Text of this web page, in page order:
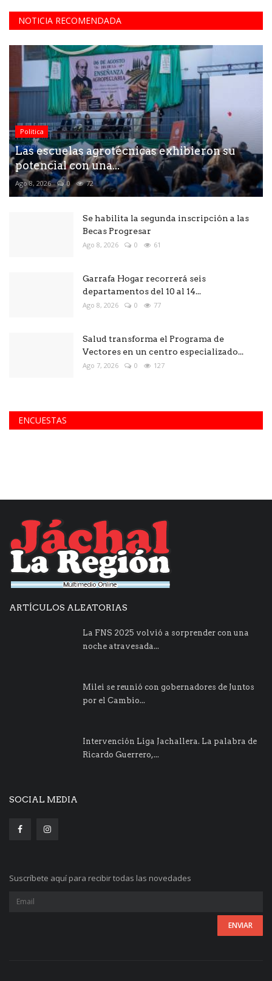
NOTICIA RECOMENDADA
Politica
Las escuelas agrotécnicas exhibieron su
potencial con una...
Ago 8, 2026 0 72
Se habilita la segunda inscripción a las
Becas Progresar
Ago 8, 2026 0 61
Garrafa Hogar recorrerá seis
departamentos del 10 al 14...
Ago 8, 2026 0 77
Salud transforma el Programa de
Vectores en un centro especializado...
Ago 7, 2026 0 127
ENCUESTAS
ARTÍCULOS ALEATORIAS
La FNS 2025 volvió a sorprender con una
noche atravesada...
Milei se reunió con gobernadores de Juntos
por el Cambio...
Intervención Liga Jachallera. La palabra de
Ricardo Guerrero,...
SOCIAL MEDIA
Suscríbete aquí para recibir todas las novedades